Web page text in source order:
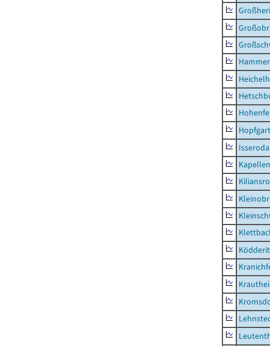
Isseroda